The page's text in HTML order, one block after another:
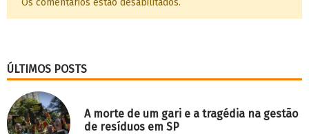
Os comentários estão desabilitados.
ÚLTIMOS POSTS
A morte de um gari e a tragédia na gestão
de resíduos em SP